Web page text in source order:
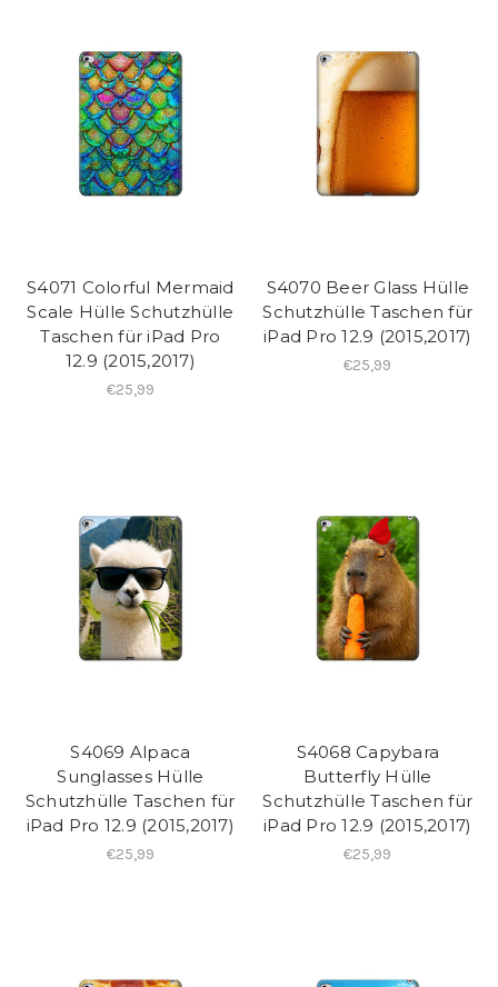
S4071 Colorful Mermaid
Scale Hülle Schutzhülle
Taschen für iPad Pro
12.9 (2015,2017)
€25,99
S4070 Beer Glass Hülle
Schutzhülle Taschen für
iPad Pro 12.9 (2015,2017)
€25,99
S4069 Alpaca
Sunglasses Hülle
Schutzhülle Taschen für
iPad Pro 12.9 (2015,2017)
€25,99
S4068 Capybara
Butterfly Hülle
Schutzhülle Taschen für
iPad Pro 12.9 (2015,2017)
€25,99